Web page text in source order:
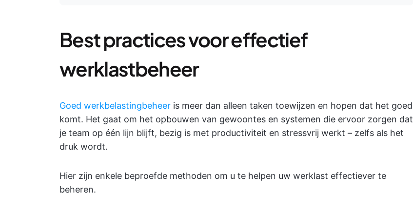
Best practices voor effectief
werklastbeheer
Goed werkbelastingbeheer is meer dan alleen taken toewijzen en hopen dat het goed
komt. Het gaat om het opbouwen van gewoontes en systemen die ervoor zorgen dat
je team op één lijn blijft, bezig is met productiviteit en stressvrij werkt – zelfs als het
druk wordt.
Hier zijn enkele beproefde methoden om u te helpen uw werklast effectiever te
beheren.